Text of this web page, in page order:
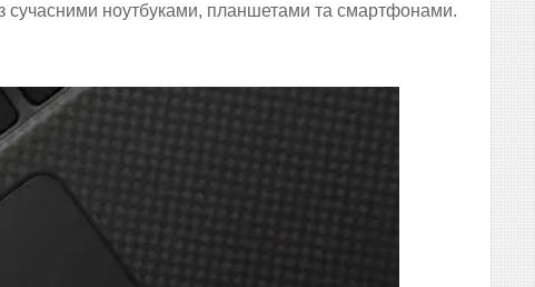
сучасними ноутбуками, планшетами та смартфонами.